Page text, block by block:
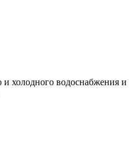
и холодного водоснабжения и